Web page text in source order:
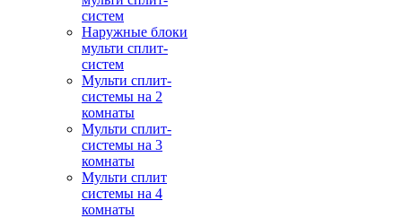
систем
Наружные блоки
мульти сплит-
систем
Мульти сплит-
системы на 2
комнаты
Мульти сплит-
системы на 3
комнаты
Мульти сплит
системы на 4
комнаты